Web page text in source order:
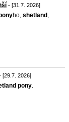
- [31.7. 2026]
ho, shetland ,
[29.7. 2026]
pony.